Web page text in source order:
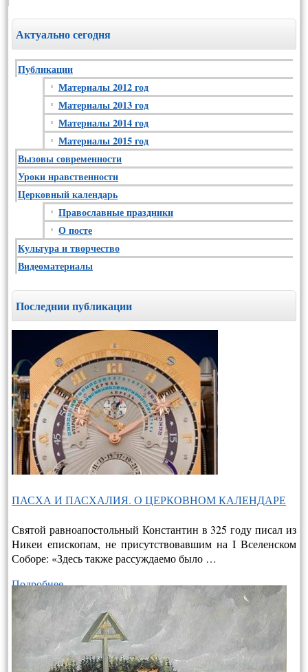
Актуально сегодня
Публикации
Материалы 2012 год
Материалы 2013 год
Материалы 2014 год
Материалы 2015 год
Вызовы современности
Уроки нравственности
Церковный календарь
Православные праздники
О посте
Культура и творчество
Видеоматериалы
Последнии публикации
ПАСХА И ПАСХАЛИЯ. О ЦЕРКОВНОМ КАЛЕНДАРЕ
Святой равноапостольный Константин в 325 году писал из
Никеи епископам, не присутствовавшим на I Вселенском
Соборе: «Здесь также рассуждаемо было …
Подробнее…